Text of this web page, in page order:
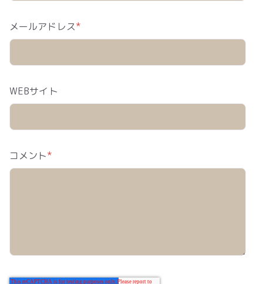
メールアドレス*
WEBサイト
コメント*